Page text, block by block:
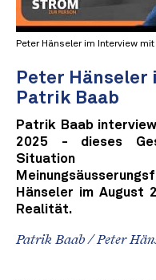
Peter Hänseler im Interview
Peter
Patrik Baab
Patrik Baab
2025 - dieses
Situation
Hänseler im August
Realität.
Patrik Baab/Peter